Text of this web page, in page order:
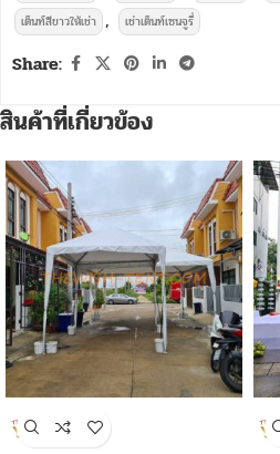
เต็นท์สีขาวให้เช่า , เช่าเต็นท์เซนจูรี่
Share:
สินค้าที่เกี่ยวข้อง